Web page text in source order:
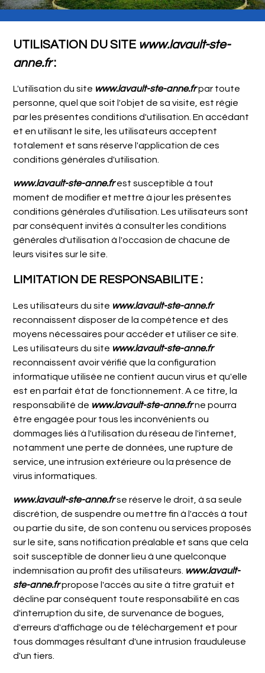
UTILISATION DU SITE www.lavault-ste-
anne.fr:
L'utilisation du site www.lavault-ste-anne.frpar toute
personne, quel que soit l'objet de sa visite, est régie
par les présentes conditions d'utilisation. En accédant
et en utilisant le site, les utilisateurs acceptent
totalement et sans réserve l'application de ces
conditions générales d'utilisation.
www.lavault-ste-anne.frest susceptible à tout
moment de modifier et mettre à jour les présentes
conditions générales d'utilisation. Les utilisateurs sont
par conséquent invités à consulter les conditions
générales d'utilisation à l'occasion de chacune de
leurs visites sur le site.
LIMITATION DE RESPONSABILITE :
Les utilisateurs du site www.lavault-ste-anne.fr
reconnaissent disposer de la compétence et des
moyens nécessaires pour accéder et utiliser ce site.
Les utilisateurs du site www.lavault-ste-anne.fr
reconnaissent avoir vérifié que la configuration
informatique utilisée ne contient aucun virus et qu'elle
est en parfait état de fonctionnement. A ce titre, la
responsabilité de www.lavault-ste-anne.frne pourra
être engagée pour tous les inconvénients ou
dommages liés à l'utilisation du réseau de l'internet,
notamment une perte de données, une rupture de
service, une intrusion extérieure ou la présence de
virus informatiques.
www.lavault-ste-anne.frse réserve le droit, à sa seule
discrétion, de suspendre ou mettre fin à l'accès à tout
ou partie du site, de son contenu ou services proposés
sur le site, sans notification préalable et sans que cela
soit susceptible de donner lieu à une quelconque
indemnisation au profit des utilisateurs. www.lavault-
ste-anne.frpropose l'accès au site à titre gratuit et
décline par conséquent toute responsabilité en cas
d'interruption du site, de survenance de bogues,
d'erreurs d'affichage ou de téléchargement et pour
tous dommages résultant d'une intrusion frauduleuse
d'un tiers.